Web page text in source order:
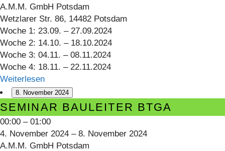
A.M.M. GmbH Potsdam
Wetzlarer Str. 86, 14482 Potsdam
Woche 1: 23.09. – 27.09.2024
Woche 2: 14.10. – 18.10.2024
Woche 3: 04.11. – 08.11.2024
Woche 4: 18.11. – 22.11.2024
Weiterlesen
8. November 2024
Seminar
Bauleiter
BTGA
SEMINAR BAULEITER BTGA
00:00 – 01:00
4. November 2024 – 8. November 2024
A.M.M. GmbH Potsdam